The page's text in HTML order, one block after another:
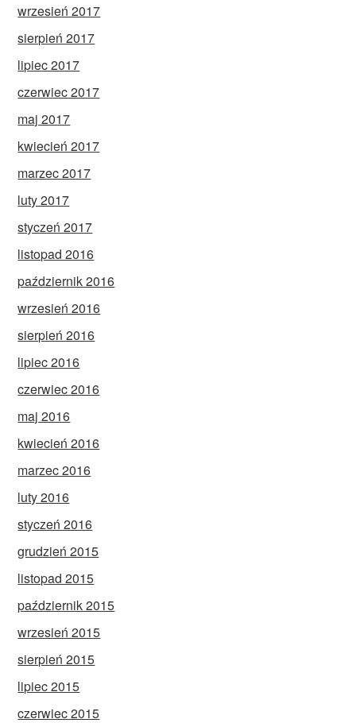
wrzesień 2017
sierpień 2017
lipiec 2017
czerwiec 2017
maj 2017
kwiecień 2017
marzec 2017
luty 2017
styczeń 2017
listopad 2016
październik 2016
wrzesień 2016
sierpień 2016
lipiec 2016
czerwiec 2016
maj 2016
kwiecień 2016
marzec 2016
luty 2016
styczeń 2016
grudzień 2015
listopad 2015
październik 2015
wrzesień 2015
sierpień 2015
lipiec 2015
czerwiec 2015